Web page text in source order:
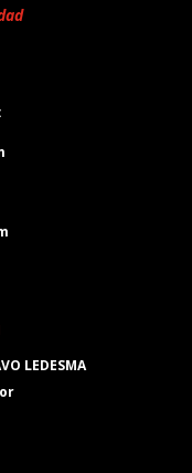
LEDESMA